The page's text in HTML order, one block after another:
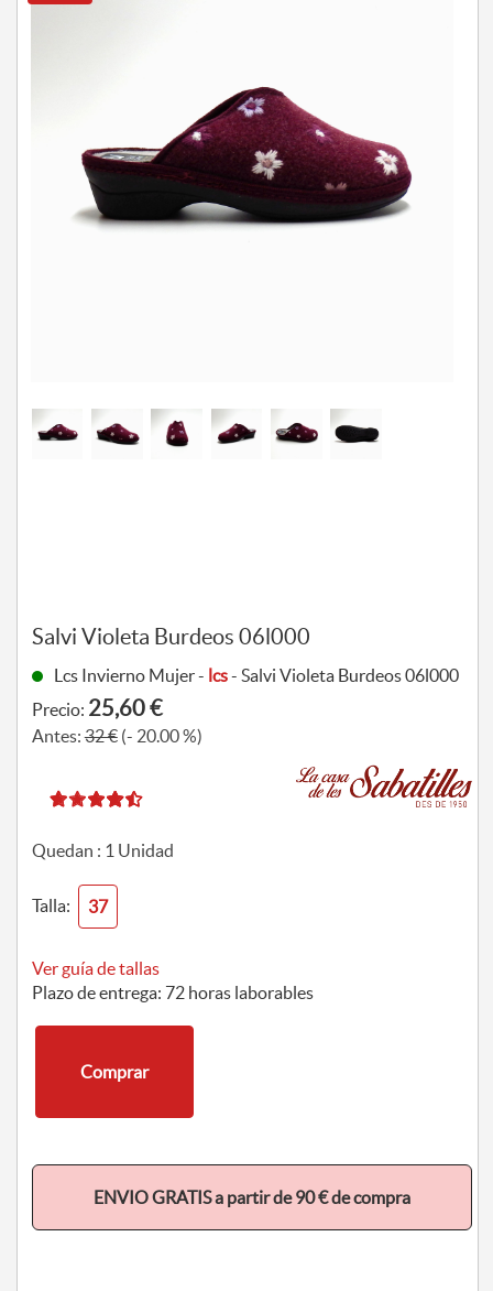
Salvi Violeta Burdeos 06l000
Lcs Invierno Mujer - lcs- Salvi Violeta Burdeos 06l000
Precio: 25,60 €
Antes:32 €(- 20.00 %)
Quedan : 1 Unidad
Talla: 37
Ver guía de tallas
Plazo de entrega: 72 horas laborables
Comprar
ENVIO GRATIS a partir de 90 € de compra